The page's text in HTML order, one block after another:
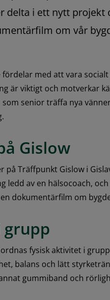
delta i ett nytt projekt
om vår
med att vara
är viktigt och motverkar
senior träffa nya
Gislow
Träffpunkt Gislow i
ledd av en hälsocoach,
dokumentärfilm om
grupp
fysisk aktivitet i
balans och lätt
gummiband och